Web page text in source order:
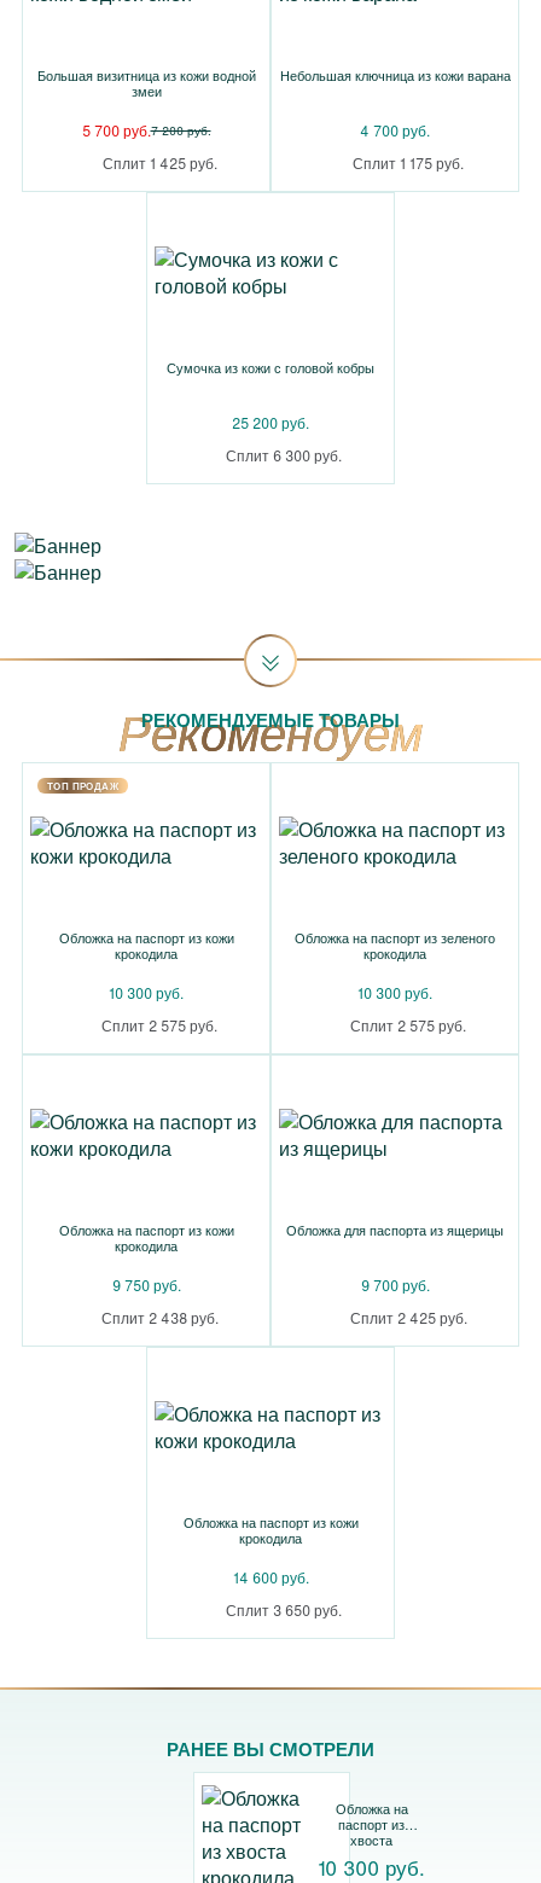
Большая визитница из кожи водной
змеи
5 700 руб.7 200 руб.
Сплит 1 425 руб.
Небольшая ключница из кожи варана
4 700 руб.
Сплит 1 175 руб.
Сумочка из кожи с головой кобры
25 200 руб.
Сплит 6 300 руб.
РЕКОМЕНДУЕМЫЕ ТОВАРЫ
TOП ПРОДАЖ
Обложка на паспорт из кожи
крокодила
10 300 руб.
Сплит 2 575 руб.
Обложка на паспорт из зеленого
крокодила
10 300 руб.
Сплит 2 575 руб.
Обложка на паспорт из кожи
крокодила
9 750 руб.
Сплит 2 438 руб.
Обложка для паспорта из ящерицы
9 700 руб.
Сплит 2 425 руб.
Обложка на паспорт из кожи
крокодила
14 600 руб.
Сплит 3 650 руб.
РАНЕЕ ВЫ СМОТРЕЛИ
Обложка на
паспорт из
хвоста
10 300 руб.